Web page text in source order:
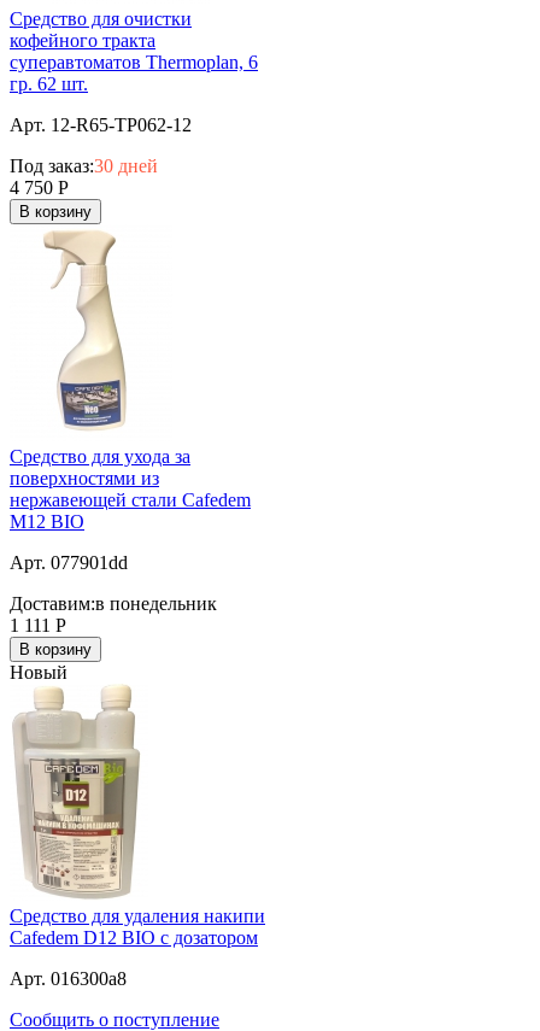
Средство для очистки
кофейного тракта
суперавтоматов Thermoplan, 6
гр. 62 шт.
Арт. 12-R65-TP062-12
Под заказ:30 дней
4 750 Р
В корзину
Средство для ухода за
поверхностями из
нержавеющей стали Cafedem
M12 BIO
Арт. 077901dd
Доставим:в понедельник
1 111 Р
В корзину
Новый
Средство для удаления накипи
Cafedem D12 BIO с дозатором
Арт. 016300a8
Сообщить о поступление